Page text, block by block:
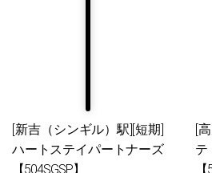
[新吉（シンギル）駅][短期]
ハートステイパートナーズ
【504SGSP】
[